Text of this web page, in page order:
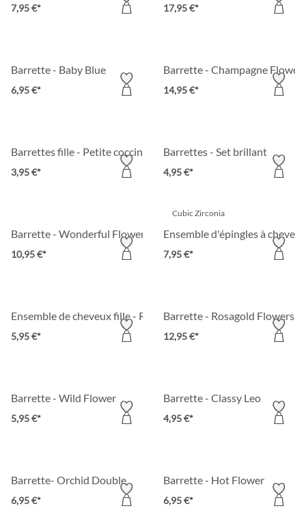
7,95 €* 17,95 €*
Barrette - Baby Blue
6,95 €*
Barrette - Champagne Flower
14,95 €*
Barrettes fille - Petite coccinelle
3,95 €*
Barrettes - Set brillant
4,95 €*
Barrette - Wonderful Flower
10,95 €*
Cubic Zirconia
Ensemble d'épingles à
7,95 €*
Ensemble de cheveux fille - Rêve de fraises
5,95 €*
Barrette - Rosagold Flowers
12,95 €*
Barrette - Wild Flower
5,95 €*
Barrette - Classy Leo
4,95 €*
Barrette- Orchid Double
6,95 €*
Barrette - Hot Flower
6,95 €*